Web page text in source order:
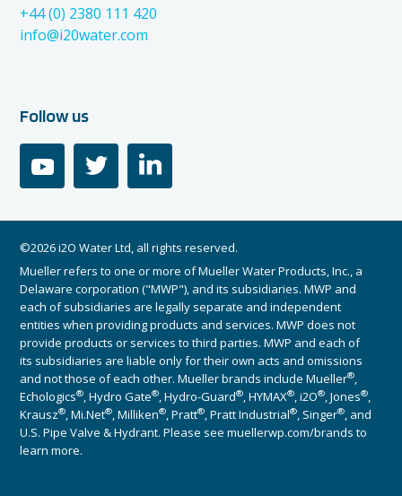
+44 (0) 2380 111 420
info@i20water.com
Follow us
youtube linkedin
©2026 i2O Water Ltd, all rights reserved.
Mueller refers to one or more of Mueller Water Products, Inc., a
Delaware corporation ("MWP"), and its subsidiaries. MWP and
each of subsidiaries are legally separate and independent
entities when providing products and services. MWP does not
provide products or services to third parties. MWP and each of
its subsidiaries are liable only for their own acts and omissions
and not those of each other. Mueller brands include Mueller®,
Echologics®, Hydro Gate®, Hydro-Guard®, HYMAX®, i2O®, Jones®,
Krausz®, Mi.Net®, Milliken®, Pratt®, Pratt Industrial®, Singer®, and
U.S. Pipe Valve & Hydrant. Please see muellerwp.com/brands to
learn more.